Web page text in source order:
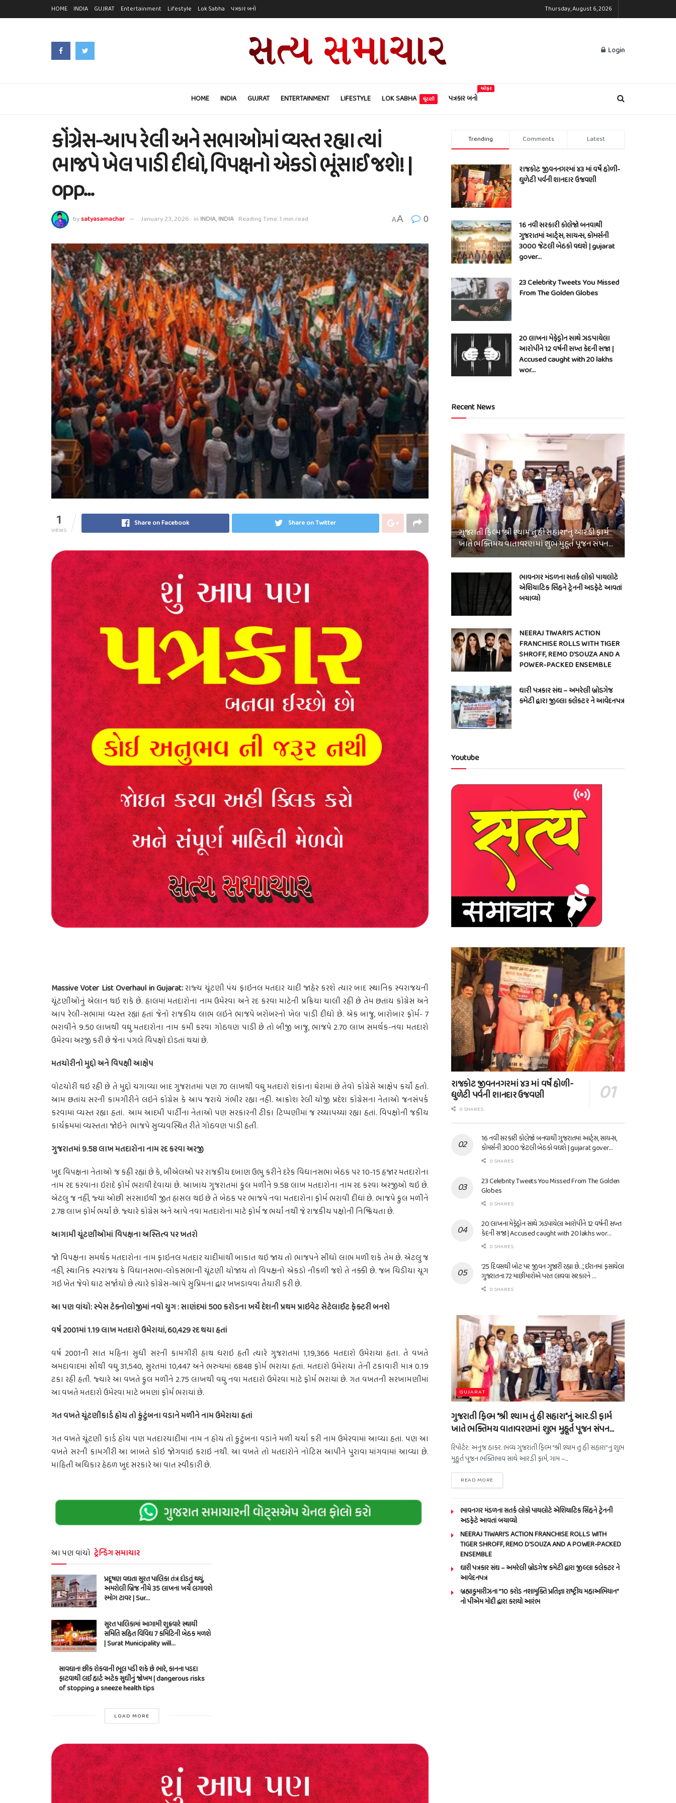
HOME INDIA GUJRAT Entertainment Lifestyle Lok Sabha પત્રકાર બનો Thursday, August 6, 2026
Login
HOME INDIA GUJRAT ENTERTAINMENT LIFESTYLE LOK SABHA ચૂંટણી પત્રકાર બનો
ઓફર
કોંગ્રેસ-આપ રેલી અને સભાઓમાં વ્યસ્ત રહ્યા ત્યાં
ભાજપે ખેલ પાડી દીધો, વિપક્ષનો એકડો ભૂંસાઈ જશે! |
opp…
bysatyasamachar January 23, 2026 in INDIA,INDIA Reading Time: 1 min read AA 0
1
VIEWS
Share on Facebook Share on Twitter
Massive Voter List Overhaul in Gujarat:રાજ્ય ચૂંટણી પંચ ફાઇનલ મતદાર યાદી જાહેર કરશે ત્યાર બાદ સ્થાનિક સ્વરાજયની
ચૂંટણીઓનું એલાન થઇ શકે છે. હાલમાં મતદારોના નામ ઉમેરવા અને રદ કરવા માટેની પ્રક્રિયા ચાલી રહી છે તેમ છતાંય કોંગ્રેસ અને
આપ રેલી-સભામાં વ્યસ્ત રહ્યાં હતાં જેનો રાજકીય લાભ લઇને ભાજપે બરોબરનો ખેલ પાડી દીધો છે. એક બાજુ, બારોબાર ફોર્મ- 7
ભરાવીને 9.50 લાખથી વઘુ મતદારોના નામ કમી કરવા ગોઠવણ પાડી છે તો બીજી બાજુ, ભાજપે 2.70 લાખ સમર્થક-નવા મતદારો
ઉમેરવા અરજી કરી છે જેના પગલે વિપક્ષો દોડતાં થયાં છે.
મતચોરીનો મુદ્દો અને વિપક્ષી આક્ષેપ
વોટચોરી થઇ રહી છે તે મુદ્દો ચગાવ્યા બાદ ગુજરાતમાં પણ 70 લાખથી વઘુ મતદારો શંકાના ઘેરામાં છે તેવો કોંગ્રેસે આક્ષેપ કર્યો હતો.
આમ છતાંય સરની કામગીરીને લઇને કોંગ્રેસ કે આપ જરાયે ગંભીર રહ્યા નહી. આક્રોશ રેલી યોજી પ્રદેશ કોંગ્રેસના નેતાઓ જનસંપર્ક
કરવામાં વ્યસ્ત રહ્યા હતાં. આમ આદમી પાર્ટીના નેતાઓ પણ સરકારની ટીકા ટિપ્પણીમાં જ રચ્યાપચ્યાં રહ્યા હતાં. વિપક્ષોની જકીય
કાર્યક્રમમાં વ્યસ્તતા જોઇને ભાજપે સુવ્યવસ્થિત રીતે ગોઠવણ પાડી હતી.
ગુજરાતમાં 9.58 લાખ મતદારોના નામ રદ કરવા અરજી
ખુદ વિપક્ષના નેતાઓ જ કહી રહ્યાં છે કે, બીએલઓ પર રાજકીય દબાણ ઉભુ કરીને દરેક વિધાનસભા બેઠક પર 10-15 હજાર મતદારોના
નામ રદ કરવાના ઇરાદે ફોર્મ ભરાવી દેવાયાં છે. આખાય ગુજરાતમાં કુલ મળીને 9.58 લાખ મતદારોના નામ રદ કરવા અરજીઓ થઇ છે.
એટલુ જ નહીં, જ્યાં ઓછી સરસાઇથી જીત હાંસલ થઇ છે તે બેઠક પર ભાજપે નવા મતદારોના ફોર્મ ભરાવી દીધાં છે. ભાજપે કુલ મળીને
2.78 લાખ ફોર્મ ભર્યાં છે. જ્યારે કોંગ્રેસ અને આપે નવા મતદારોના માટે ફોર્મ જ ભર્યાં નથી જે રાજકીય પક્ષોની નિષ્ક્રિયતા છે.
આગામી ચૂંટણીઓમાં વિપક્ષના અસ્તિત્વ પર ખતરો
જો વિપક્ષના સમર્થક મતદારોના નામ ફાઇનલ મતદાર યાદીમાંથી બાકાત થઇ જાય તો ભાજપને સીધો લાભ મળી શકે તેમ છે. એટલુ જ
નહીં, સ્થાનિક સ્વરાજય કે વિધાનસભા-લોકસભાની ચૂંટણી યોજાય તો વિપક્ષનો એકડો નીકળી જશે તે નક્કી છે. જબ ચિડીયા ચૂગ
ગઇ ખેત જેવો ઘાટ સર્જાયો છે ત્યારે કોંગ્રેસ-આપે સુપ્રિમના દ્વાર ખખડાવવા તૈયારી કરી છે.
આ પણ વાંચો: સ્પેસ ટેક્નોલોજીમાં નવો યુગ : સાણંદમાં 500 કરોડના ખર્ચે દેશની પ્રથમ પ્રાઇવેટ સેટેલાઈટ ફેક્ટરી બનશે
વર્ષ 2001માં 1.19 લાખ મતદારો ઉમેરાયાં, 60,429 રદ થયા હતાં
વર્ષ 2001ની સાત મહિના સુધી સરની કામગીરી હાથ ધરાઇ હતી ત્યારે ગુજરાતમાં 1,19,366 મતદારો ઉમેરાયાં હતા. તે વખતે
અમદાવાદમાં સૌથી વઘુ 31,540, સુરતમાં 10,447 અને ભરુચમાં 6848 ફોર્મ ભરાયા હતાં. મતદારો ઉમેરાયા તેની ટકાવારી માત્ર 0.19
ટકા રહી હતી. જ્યારે આ વખતે કુલ મળીને 2.75 લાખથી વઘુ નવા મતદારો ઉમેરવા માટે ફોર્મ ભરાયાં છે. ગત વખતની સરખામણીમાં
આ વખતે મતદારો ઉમેરવા માટે બમણાં ફોર્મ ભરાયાં છે.
ગત વખતે ચૂંટણીકાર્ડ હોય તો કુંટુંબના વડાને મળીને નામ ઉમેરાયા હતાં
ગત વખતે ચૂંટણી કાર્ડ હોય પણ મતદારયાદીમાં નામ ન હોય તો કુટુંબના વડાને મળી ચર્ચા કરી નામ ઉમેરવામાં આવ્યા હતાં. પણ આ
વખતે સરની કામગીરી આ બાબતે કોઇ જોગવાઇ કરાઇ નથી. આ વખતે તો મતદારોને નોટિસ આપીને પુરાવા માંગવામાં આવ્યા છે.
માહિતી અધિકાર હેઠળ ખુદ સરકારે આ વાત સ્વીકારી છે.
આ પણ વાંચો ટ્રેન્ડિંગ સમાચાર
પ્રદૂષણ વધતા સુરત પાલિકા તંત્ર દોડતું થયું,
અમરોલી બ્રિજ નીચે 35 લાખના ખર્ચે લગાવશે
સ્મોગ ટાવર | Sur…
સુરત પાલિકામાં આગામી શુક્રવારે સ્થાયી
સમિતિ સહિત વિવિધ 7 કમિટિની બેઠક મળશે
| Surat Municipality will…
સાવધાન! છીંક રોકવાની ભૂલ પડી શકે છે ભારે, કાનના પડદા
ફાટવાથી લઈ હાર્ટ અટેક સુધીનું જોખમ | dangerous risks
of stopping a sneeze health tips
LOAD MORE
Trending Comments Latest
રાજકોટ જીવનનગરમાં ૪૩ માં વર્ષે હોળી-
ધુળેટી પર્વની શાનદાર ઉજવણી
16 નવી સરકારી કોલેજો બનવાથી
ગુજરાતમાં આર્ટ્સ, સાયન્સ, કોમર્સની
3000 જેટલી બેઠકો વધશે | gujarat
gover…
23 Celebrity Tweets You Missed
From The Golden Globes
20 લાખના મેફેડ્રોન સાથે ઝડપાયેલા
આરોપીને 12 વર્ષની સખ્ત કેદની સજા |
Accused caught with 20 lakhs
wor…
Recent News
ગુજરાતી ફિલ્મ “શ્રી શ્યામ તું હી સહારા”નું આર.ડી ફાર્મ
ખાતે ભક્તિમય વાતાવરણમાં શુભ મુહૂર્ત પૂજન સંપન…
ભાવનગર મંડળના સતર્ક લોકો પાયલોટે
એશિયાટિક સિંહને ટ્રેનની અડફેટે આવતાં
બચાવ્યો
NEERAJ TIWARI’S ACTION
FRANCHISE ROLLS WITH TIGER
SHROFF, REMO D’SOUZA AND A
POWER-PACKED ENSEMBLE
ધારી પત્રકાર સંઘ – અમરેલી બ્રોડગેજ
કમેટી દ્વારા જીલ્લા કલેકટર ને આવેદનપત્ર
Youtube
રાજકોટ જીવનનગરમાં ૪૩ માં વર્ષે હોળી-
ધુળેટી પર્વની શાનદાર ઉજવણી
0 SHARES
16 નવી સરકારી કોલેજો બનવાથી ગુજરાતમાં આર્ટ્સ, સાયન્સ,
કોમર્સની 3000 જેટલી બેઠકો વધશે | gujarat gover…
0 SHARES
23 Celebrity Tweets You Missed From The Golden
Globes
0 SHARES
20 લાખના મેફેડ્રોન સાથે ઝડપાયેલા આરોપીને 12 વર્ષની સખ્ત
કેદની સજા | Accused caught with 20 lakhs wor…
0 SHARES
’25 દિવસથી બોટ પર જીવન ગુજારી રહ્યા છે…’, ઈરાનમાં ફસાયેલા
ગુજરાતના 72 માછીમારોએ પરત લાવવા સરકારને …
0 SHARES
GUJARAT
ગુજરાતી ફિલ્મ “શ્રી શ્યામ તું હી સહારા”નું આર.ડી ફાર્મ
ખાતે ભક્તિમય વાતાવરણમાં શુભ મુહૂર્ત પૂજન સંપન…
રિપોર્ટર: અનુજ ઠાકર. ભવ્ય ગુજરાતી ફિલ્મ “શ્રી શ્યામ તું હી સહારા”નું શુભ
મુહૂર્ત પૂજન ભક્તિભાવ સાથે આર.ડી ફાર્મ, ગામ –...
READ MORE
ભાવનગર મંડળના સતર્ક લોકો પાયલોટે એશિયાટિક સિંહને ટ્રેનની
અડફેટે આવતાં બચાવ્યો
NEERAJ TIWARI’S ACTION FRANCHISE ROLLS WITH
TIGER SHROFF, REMO D’SOUZA AND A POWER-PACKED
ENSEMBLE
ધારી પત્રકાર સંઘ – અમરેલી બ્રોડગેજ કમેટી દ્વારા જીલ્લા કલેકટર ને
આવેદનપત્ર
બ્રહ્માકુમારીઝના “10 કરોડ નશામુક્તિ પ્રતિજ્ઞા રાષ્ટ્રીય મહાઅભિયાન”
નો પીએમ મોદી દ્વારા કરાયો આરંભ